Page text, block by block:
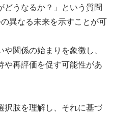
どうなるか？」という質問
異なる未来を示すことが可
関係の始まりを象徴し、
や再評価を促す可能性があ
択肢を理解し、それに基づ